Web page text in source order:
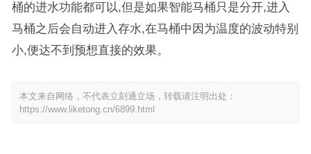
桶的进水功能都可以,但是如果智能马桶只是分开,进入
马桶之后会自动进入存水,在马桶中因为温度的波动特别
小,便达不到预想直接的效果。
本文来自网络，不代表立刻通立场，转载请注明出处：
https://www.liketong.cn/6899.html